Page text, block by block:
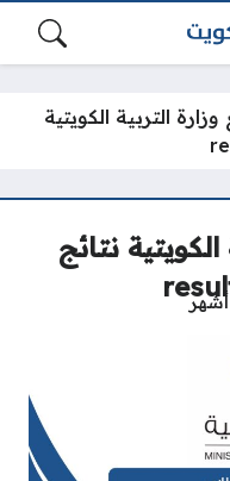
التربية الكويتية
نتائج